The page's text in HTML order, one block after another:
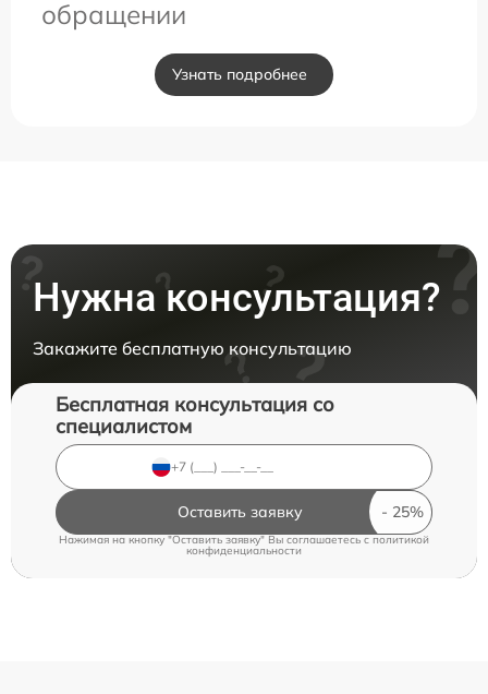
обращении
Узнать подробнее
Нужна консультация?
Закажите бесплатную консультацию
Бесплатная консультация со
специалистом
Оставить заявку
Нажимая на кнопку "Оставить заявку" Вы соглашаетесь cполитикой
конфиденциальности